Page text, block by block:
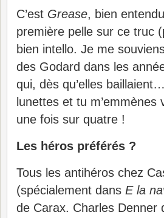
C’est Grease, bien
première pelle sur ce truc
bien intello. Je me
des Godard dans les
qui, dès qu’elles
lunettes et tu
une fois sur quatre !
Les héros préférés ?
Tous les antihéros chez
(spécialement dans E la
de Carax. Charles Denner